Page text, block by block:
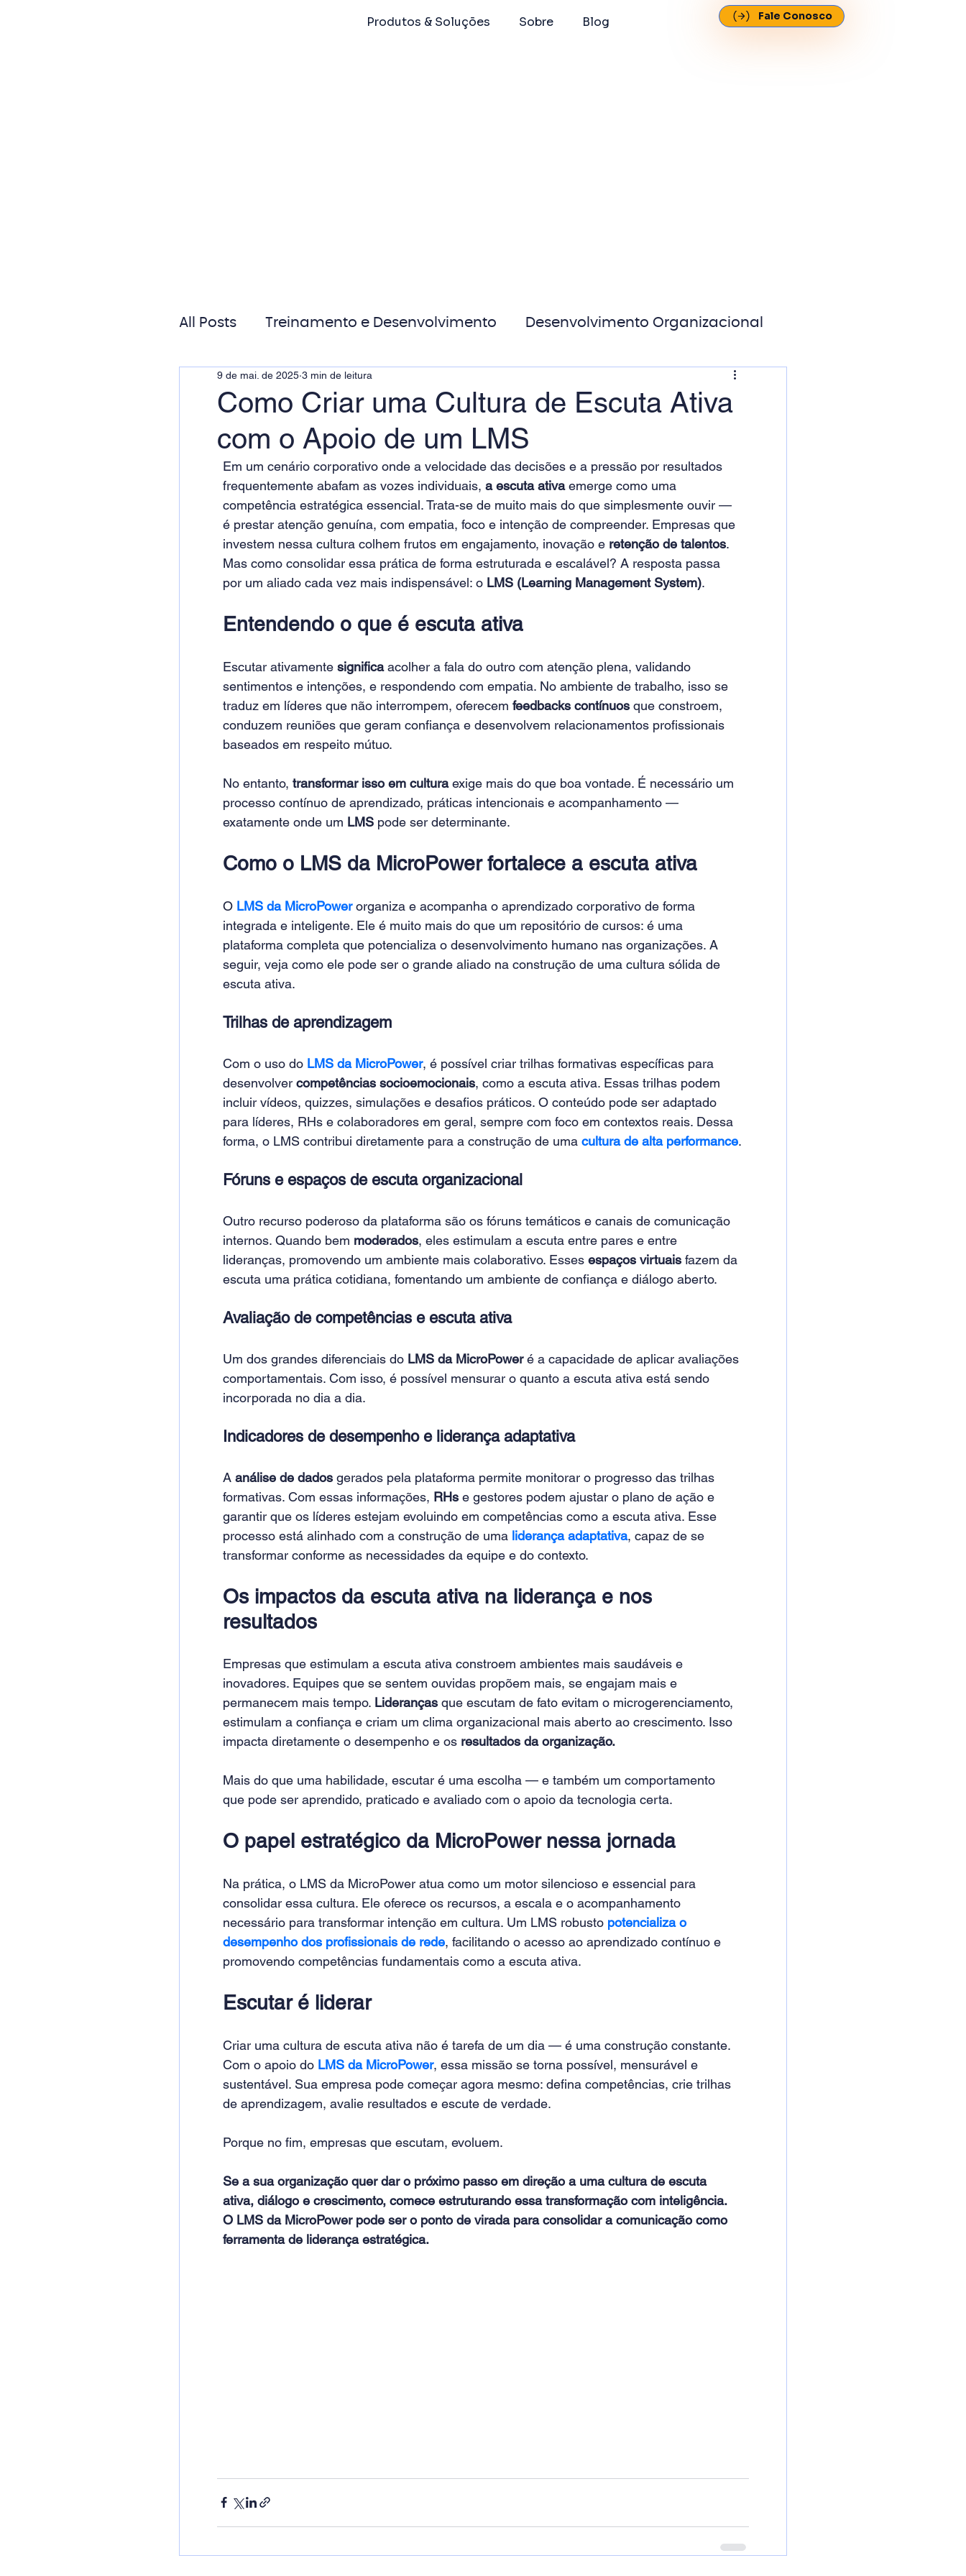
Produtos & Soluções Sobre Blog Fale Conosco
All Posts Treinamento e Desenvolvimento Desenvolvimento Organizacional
Gestão de Pessoas MicroPower Corporativo
Responsabilidade Social
Como Criar uma Cultura de Escuta Ativa
com o Apoio de um LMS
9 de mai. de 2025 3 min de leitura
Em um cenário corporativo onde a velocidade das decisões e a pressão por resultados
frequentemente abafam as vozes individuais, a escuta ativa emerge como uma
competência estratégica essencial. Trata-se de muito mais do que simplesmente ouvir —
é prestar atenção genuína, com empatia, foco e intenção de compreender. Empresas que
investem nessa cultura colhem frutos em engajamento, inovação e retenção de talentos.
Mas como consolidar essa prática de forma estruturada e escalável? A resposta passa
por um aliado cada vez mais indispensável: o LMS (Learning Management System).
Entendendo o que é escuta ativa
Escutar ativamente significa acolher a fala do outro com atenção plena, validando
sentimentos e intenções, e respondendo com empatia. No ambiente de trabalho, isso se
traduz em líderes que não interrompem, oferecem feedbacks contínuos que constroem,
conduzem reuniões que geram confiança e desenvolvem relacionamentos profissionais
baseados em respeito mútuo.
No entanto, transformar isso em cultura exige mais do que boa vontade. É necessário um
processo contínuo de aprendizado, práticas intencionais e acompanhamento —
exatamente onde um LMS pode ser determinante.
Como o LMS da MicroPower fortalece a escuta ativa
O LMS da MicroPower organiza e acompanha o aprendizado corporativo de forma
integrada e inteligente. Ele é muito mais do que um repositório de cursos: é uma
plataforma completa que potencializa o desenvolvimento humano nas organizações. A
seguir, veja como ele pode ser o grande aliado na construção de uma cultura sólida de
escuta ativa.
Trilhas de aprendizagem
Com o uso do LMS da MicroPower, é possível criar trilhas formativas específicas para
desenvolver competências socioemocionais, como a escuta ativa. Essas trilhas podem
incluir vídeos, quizzes, simulações e desafios práticos. O conteúdo pode ser adaptado
para líderes, RHs e colaboradores em geral, sempre com foco em contextos reais. Dessa
forma, o LMS contribui diretamente para a construção de uma cultura de alta performance.
Fóruns e espaços de escuta organizacional
Outro recurso poderoso da plataforma são os fóruns temáticos e canais de comunicação
internos. Quando bem moderados, eles estimulam a escuta entre pares e entre
lideranças, promovendo um ambiente mais colaborativo. Esses espaços virtuais fazem da
escuta uma prática cotidiana, fomentando um ambiente de confiança e diálogo aberto.
Avaliação de competências e escuta ativa
Um dos grandes diferenciais do LMS da MicroPower é a capacidade de aplicar avaliações
comportamentais. Com isso, é possível mensurar o quanto a escuta ativa está sendo
incorporada no dia a dia.
Indicadores de desempenho e liderança adaptativa
A análise de dados gerados pela plataforma permite monitorar o progresso das trilhas
formativas. Com essas informações, RHs e gestores podem ajustar o plano de ação e
garantir que os líderes estejam evoluindo em competências como a escuta ativa. Esse
processo está alinhado com a construção de uma liderança adaptativa, capaz de se
transformar conforme as necessidades da equipe e do contexto.
Os impactos da escuta ativa na liderança e nos
resultados
Empresas que estimulam a escuta ativa constroem ambientes mais saudáveis e
inovadores. Equipes que se sentem ouvidas propõem mais, se engajam mais e
permanecem mais tempo. Lideranças que escutam de fato evitam o microgerenciamento,
estimulam a confiança e criam um clima organizacional mais aberto ao crescimento. Isso
impacta diretamente o desempenho e os resultados da organização.
Mais do que uma habilidade, escutar é uma escolha — e também um comportamento
que pode ser aprendido, praticado e avaliado com o apoio da tecnologia certa.
O papel estratégico da MicroPower nessa jornada
Na prática, o LMS da MicroPower atua como um motor silencioso e essencial para
consolidar essa cultura. Ele oferece os recursos, a escala e o acompanhamento
necessário para transformar intenção em cultura. Um LMS robusto potencializa o
desempenho dos profissionais de rede, facilitando o acesso ao aprendizado contínuo e
promovendo competências fundamentais como a escuta ativa.
Escutar é liderar
Criar uma cultura de escuta ativa não é tarefa de um dia — é uma construção constante.
Com o apoio do LMS da MicroPower, essa missão se torna possível, mensurável e
sustentável. Sua empresa pode começar agora mesmo: defina competências, crie trilhas
de aprendizagem, avalie resultados e escute de verdade.
Porque no fim, empresas que escutam, evoluem.
Se a sua organização quer dar o próximo passo em direção a uma cultura de escuta
ativa, diálogo e crescimento, comece estruturando essa transformação com inteligência.
O LMS da MicroPower pode ser o ponto de virada para consolidar a comunicação como
ferramenta de liderança estratégica.